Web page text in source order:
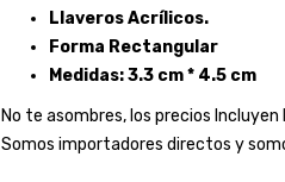
Llaveros Acrílicos.
Forma Rectangular
Medidas: 3.3 cm * 4.5 cm
No te asombres, los precios Incluyen
Somos importadores directos y